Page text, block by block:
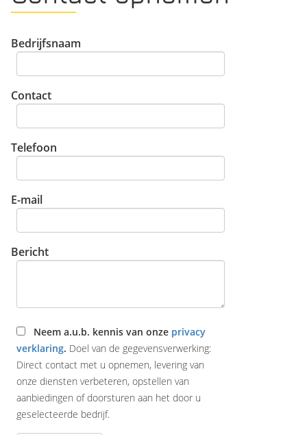
Bedrijfsnaam
Contact
Telefoon
E-mail
Bericht
Neem a.u.b. kennis van onze privacy
verklaring. Doel van de gegevensverwerking:
Direct contact met u opnemen, levering van
onze diensten verbeteren, opstellen van
aanbiedingen of doorsturen aan het door u
geselecteerde bedrijf.